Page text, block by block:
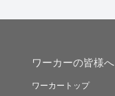
ワーカーの皆様へ
ワーカートップ